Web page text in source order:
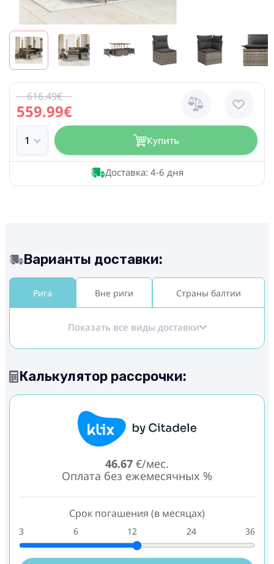
559.99€
616.49€
Купить
Доставка: 4-6 дня
Варианты доставки:
Рига Вне риги Страны балтии
Показать все виды доставки
Калькулятор рассрочки:
46.67 €/мес.
Оплата без ежемесячных %
Срок погашения (в месяцах)
3 6 12 24 36